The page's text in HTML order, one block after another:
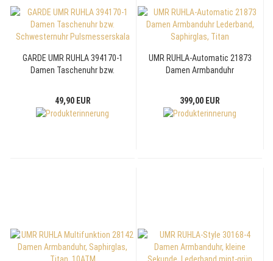
GARDE UMR RUHLA 394170-1
Damen Taschenuhr bzw.
49,90 EUR
UMR RUHLA-Automatic 21873
Damen Armbanduhr
399,00 EUR